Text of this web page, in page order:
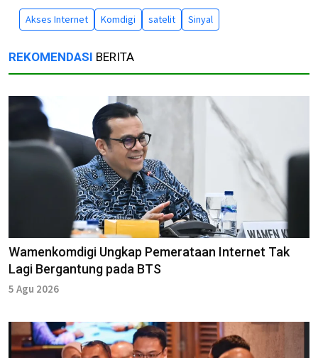
Akses Internet Komdigi satelit Sinyal
REKOMENDASI BERITA
Wamenkomdigi Ungkap Pemerataan Internet Tak
Lagi Bergantung pada BTS
5 Agu 2026